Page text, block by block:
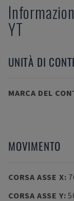
YT
UNITÀ DI
MARCA DEL
MOVIMENTO
CORSA ASSE X:
CORSA ASSE Y: